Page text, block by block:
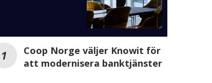
Coop Norge väljer Knowit för
att modernisera banktjänster